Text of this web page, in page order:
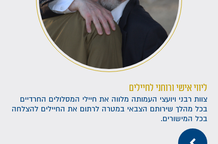
ליווי אישי ורוחני לחיילים
צוות רבני ויועצי העמותה מלווה את חיילי המסלולים החרדיים
בכל מהלך שירותם הצבאי במטרה לרתום את החיילים להצלחה
בכל המישורים.